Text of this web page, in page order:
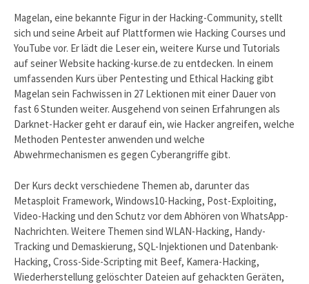
Magelan, eine bekannte Figur in der Hacking-Community, stellt
sich und seine Arbeit auf Plattformen wie Hacking Courses und
YouTube vor. Er lädt die Leser ein, weitere Kurse und Tutorials
auf seiner Website hacking-kurse.de zu entdecken. In einem
umfassenden Kurs über Pentesting und Ethical Hacking gibt
Magelan sein Fachwissen in 27 Lektionen mit einer Dauer von
fast 6 Stunden weiter. Ausgehend von seinen Erfahrungen als
Darknet-Hacker geht er darauf ein, wie Hacker angreifen, welche
Methoden Pentester anwenden und welche
Abwehrmechanismen es gegen Cyberangriffe gibt.
Der Kurs deckt verschiedene Themen ab, darunter das
Metasploit Framework, Windows10-Hacking, Post-Exploiting,
Video-Hacking und den Schutz vor dem Abhören von WhatsApp-
Nachrichten. Weitere Themen sind WLAN-Hacking, Handy-
Tracking und Demaskierung, SQL-Injektionen und Datenbank-
Hacking, Cross-Side-Scripting mit Beef, Kamera-Hacking,
Wiederherstellung gelöschter Dateien auf gehackten Geräten,